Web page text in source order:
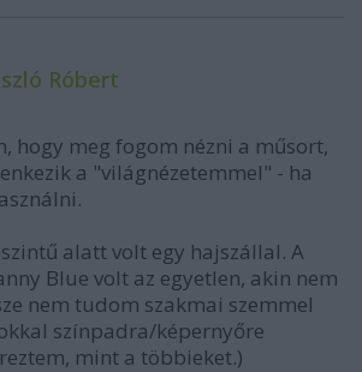
Róbert
hogy meg fogom nézni a műsort,
a "világnézetemmel" - ha
alatt volt egy hajszállal. A
Blue volt az egyetlen, akin nem
nem tudom szakmai szemmel
színpadra/képernyőre
mint a többieket.)